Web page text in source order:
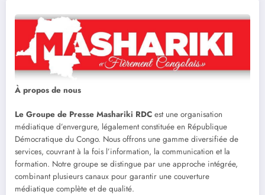
À propos de nous
Le Groupe de Presse Mashariki RDC est une organisation
médiatique d’envergure, légalement constituée en République
Démocratique du Congo. Nous offrons une gamme diversifiée de
services, couvrant à la fois l’information, la communication et la
formation. Notre groupe se distingue par une approche intégrée,
combinant plusieurs canaux pour garantir une couverture
médiatique complète et de qualité.